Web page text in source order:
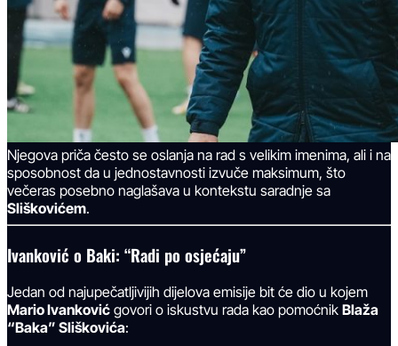
Njegova priča često se oslanja na rad s velikim imenima, ali i na
sposobnost da u jednostavnosti izvuče maksimum, što
večeras posebno naglašava u kontekstu saradnje sa
Sliškovićem.
Ivanković o Baki: “Radi po osjećaju”
Jedan od najupečatljivijih dijelova emisije bit će dio u kojem
Mario Ivanković govori o iskustvu rada kao pomoćnik Blaža
“Baka” Sliškovića: